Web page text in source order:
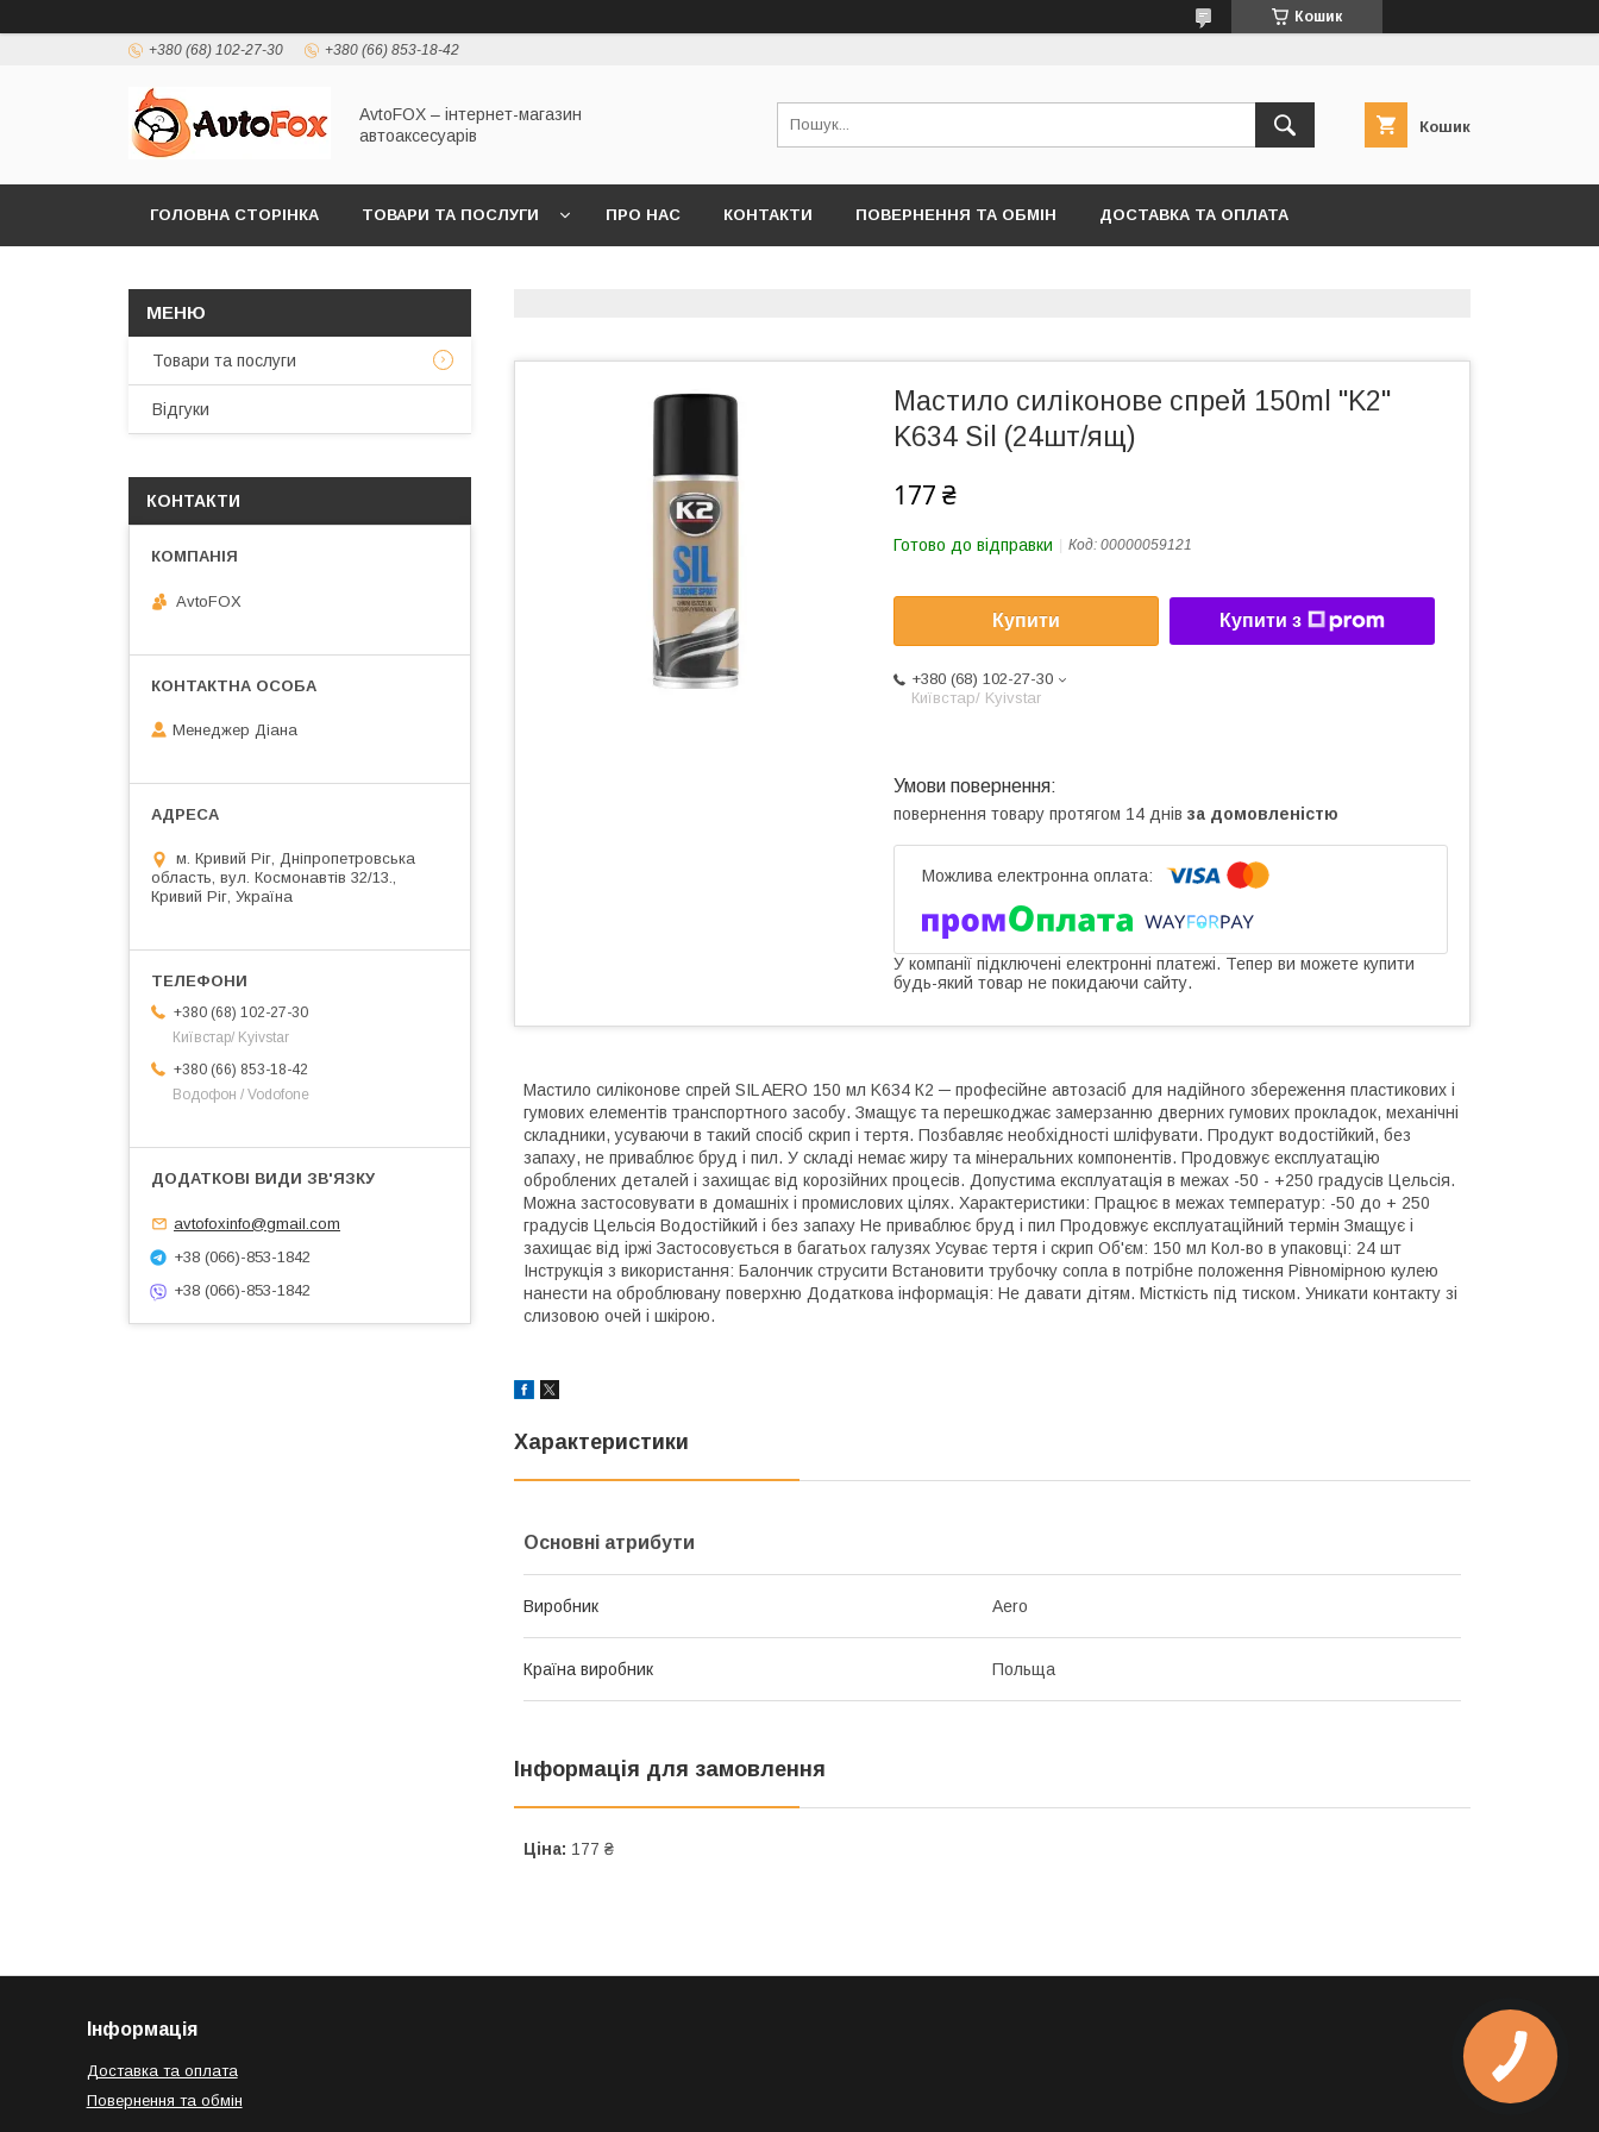
Кошик
+380 (68) 102-27-30 +380 (66) 853-18-42
AvtoFOX – інтернет-магазин
автоаксесуарів
Кошик
ГОЛОВНА СТОРІНКА ТОВАРИ ТА ПОСЛУГИ ПРО НАС КОНТАКТИ ПОВЕРНЕННЯ ТА ОБМІН ДОСТАВКА ТА ОПЛАТА
Мастило силіконове спрей 150ml "K2"
K634 Sil (24шт/ящ)
177 ₴
Готово до відправки Код: 00000059121
Купити Купити з
+380 (68) 102-27-30
Київстар/ Kyivstar
повернення товару протягом 14 днів за домовленістю
У компанії підключені електронні платежі. Тепер ви можете купити
будь-який товар не покидаючи сайту.
Мастило силіконове спрей SIL AERO 150 мл K634 К2 ─ професійне автозасіб для надійного збереження пластикових і
гумових елементів транспортного засобу. Змащує та перешкоджає замерзанню дверних гумових прокладок, механічні
складники, усуваючи в такий спосіб скрип і тертя. Позбавляє необхідності шліфувати. Продукт водостійкий, без
запаху, не приваблює бруд і пил. У складі немає жиру та мінеральних компонентів. Продовжує експлуатацію
оброблених деталей і захищає від корозійних процесів. Допустима експлуатація в межах -50 - +250 градусів Цельсія.
Можна застосовувати в домашніх і промислових цілях. Характеристики: Працює в межах температур: -50 до + 250
градусів Цельсія Водостійкий і без запаху Не приваблює бруд і пил Продовжує експлуатаційний термін Змащує і
захищає від іржі Застосовується в багатьох галузях Усуває тертя і скрип Об'єм: 150 мл Кол-во в упаковці: 24 шт
Інструкція з використання: Балончик струсити Встановити трубочку сопла в потрібне положення Рівномірною кулею
нанести на оброблювану поверхню Додаткова інформація: Не давати дітям. Місткість під тиском. Уникати контакту зі
слизовою очей і шкірою.
Характеристики
Основні атрибути
Виробник Aero
Країна виробник Польща
Інформація для замовлення
Ціна: 177 ₴
Товари та послуги
Відгуки
КОНТАКТИ
AvtoFOX
Менеджер Діана
м. Кривий Ріг, Дніпропетровська
область, вул. Космонавтів 32/13.,
Кривий Ріг, Україна
+380 (68) 102-27-30
Київстар/ Kyivstar
+380 (66) 853-18-42
Водофон / Vodofone
avtofoxinfo@gmail.com
+38 (066)-853-1842
+38 (066)-853-1842
Інформація
Доставка та оплата
Повернення та обмін